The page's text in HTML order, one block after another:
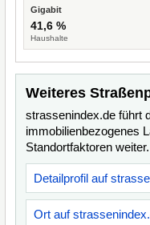
Gigabit
41,6 %
Haushalte
Weiteres
strassenindex.de führt
immobilienbezogenes
Standortfaktoren weiter.
Detailprofil auf
Ort auf